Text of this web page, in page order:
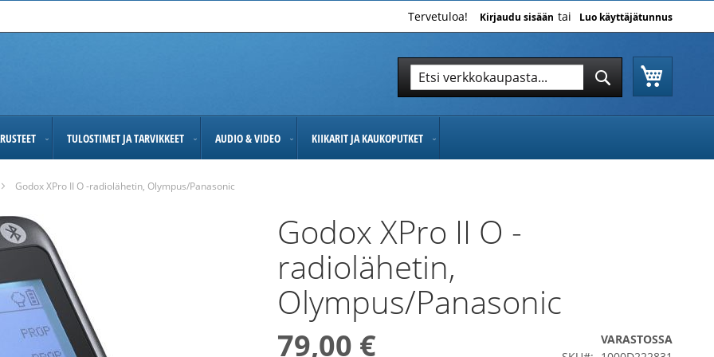
Tervetuloa! Kirjaudu sisään Luo käyttäjätunnus
Hae
TULOSTIMET JA TARVIKKEET AUDIO & VIDEO KIIKARIT JA KAUKOPUTKET
Godox XPro II O -radiolähetin, Olympus/Panasonic
Godox XPro II O -
radiolähetin,
Olympus/Panasonic
79,00 €
VARASTOSSA